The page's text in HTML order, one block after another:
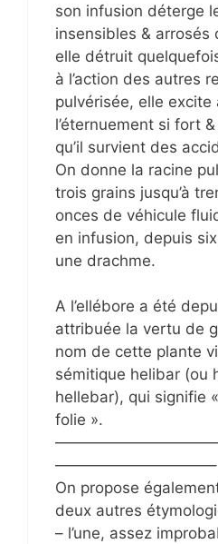
son infusion déterge
insensibles & arrosés
elle détruit
à l’action des autres
pulvérisée, elle
l’éternuement si fort
qu’il survient des
On donne la racine
trois grains jusqu’à
onces de véhicule
en infusion, depuis six
une drachme.
A l’ellébore a été
attribuée la vertu de
nom de cette plante
sémitique helibar (ou
hellebar), qui signifie
folie ».
——————————–
On propose
deux autres
– l’une, assez